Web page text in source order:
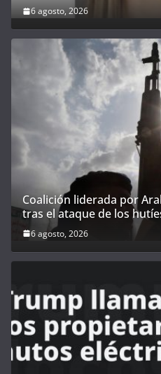
6 agosto, 2026
Coalición liderada por
tras el ataque de los
6 agosto, 2026